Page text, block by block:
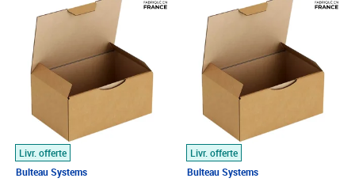
Livr. offerte
Bulteau Systems
Livr. offerte
Bulteau Systems